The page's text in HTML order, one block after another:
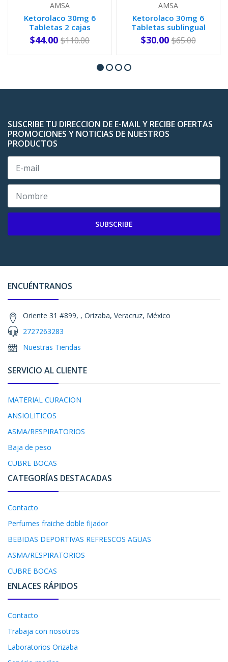
AMSA
Ketorolaco 30mg 6
Tabletas 2 cajas
+
$44.00 $110.00
AMSA
Ketorolaco 30mg 6
Tabletas sublingual
+
$30.00$65.00
SUSCRIBE TU DIRECCION DE E-MAIL Y RECIBE OFERTAS
PROMOCIONES Y NOTICIAS DE NUESTROS
PRODUCTOS
SUBSCRIBE
ENCUÉNTRANOS
Oriente 31 #899, , Orizaba, Veracruz, México
2727263283
Nuestras Tiendas
SERVICIO AL CLIENTE
MATERIAL CURACION
ANSIOLITICOS
ASMA/RESPIRATORIOS
Baja de peso
CUBRE BOCAS
CATEGORÍAS DESTACADAS
Contacto
Perfumes fraiche doble fijador
BEBIDAS DEPORTIVAS REFRESCOS AGUAS
ASMA/RESPIRATORIOS
CUBRE BOCAS
ENLACES RÁPIDOS
Contacto
Trabaja con nosotros
Laboratorios Orizaba